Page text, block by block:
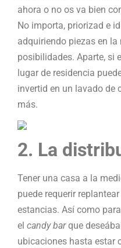
ahora o no os va bien
No importa, priorizad e
adquiriendo piezas en
posibilidades. Aparte, si
lugar de residencia
invertid en un lavado de
más.
2. La
Tener una casa a la
puede requerir
estancias. Así como
el candy barque
ubicaciones hasta estar